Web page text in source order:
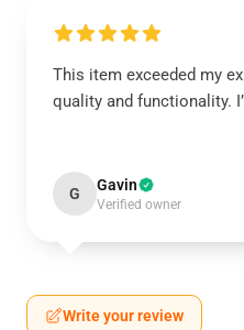
This item exceeded my
quality and functionality.
G Gavin
Verified owner
Write your review